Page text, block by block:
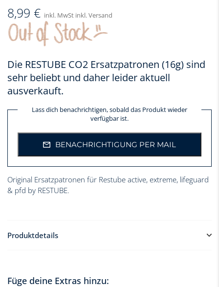
8,99 € inkl. MwSt inkl. Versand
Die RESTUBE CO2 Ersatzpatronen (16g) sind
sehr beliebt und daher leider aktuell
ausverkauft.
Lass dich benachrichtigen, sobald das Produkt wieder
verfügbar ist.
BENACHRICHTIGUNG PER MAIL
Original Ersatzpatronen für Restube active, extreme, lifeguard
& pfd by RESTUBE.
Produktdetails
16g CO2 mit Gewinde
Füge deine Extras hinzu: